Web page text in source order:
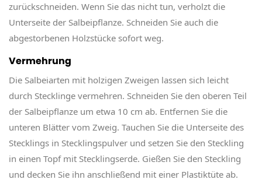
zurückschneiden. Wenn Sie das nicht tun, verholzt die
Unterseite der Salbeipflanze. Schneiden Sie auch die
abgestorbenen Holzstücke sofort weg.
Vermehrung
Die Salbeiarten mit holzigen Zweigen lassen sich leicht
durch Stecklinge vermehren. Schneiden Sie den oberen Teil
der Salbeipflanze um etwa 10 cm ab. Entfernen Sie die
unteren Blätter vom Zweig. Tauchen Sie die Unterseite des
Stecklings in Stecklingspulver und setzen Sie den Steckling
in einen Topf mit Stecklingserde. Gießen Sie den Steckling
und decken Sie ihn anschließend mit einer Plastiktüte ab.